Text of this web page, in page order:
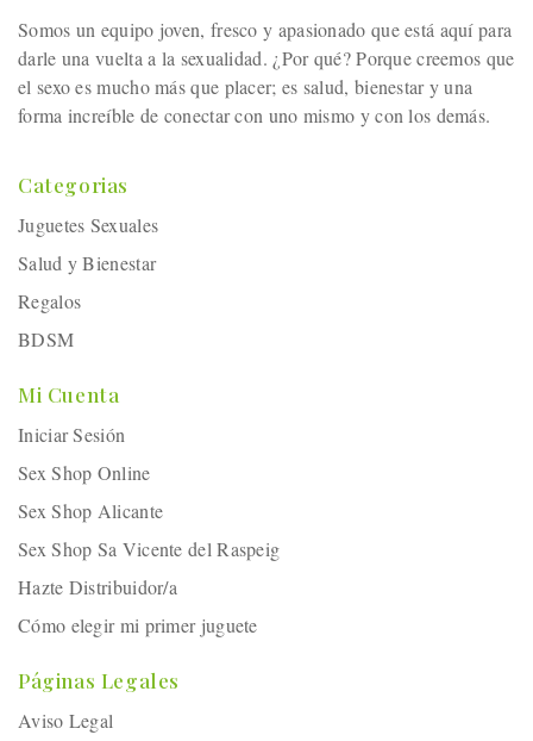
Somos un equipo joven, fresco y apasionado que está aquí para
darle una vuelta a la sexualidad. ¿Por qué? Porque creemos que
el sexo es mucho más que placer; es salud, bienestar y una
forma increíble de conectar con uno mismo y con los demás.
Categorias
Juguetes Sexuales
Salud y Bienestar
Regalos
BDSM
Mi Cuenta
Iniciar Sesión
Sex Shop Online
Sex Shop Alicante
Sex Shop Sa Vicente del Raspeig
Hazte Distribuidor/a
Cómo elegir mi primer juguete
Páginas Legales
Aviso Legal